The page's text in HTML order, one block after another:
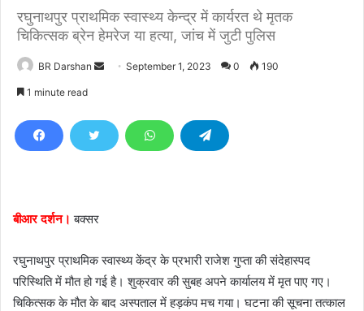
रघुनाथपुर प्राथमिक स्वास्थ्य केन्द्र में कार्यरत थे मृतक
चिकित्सक ब्रेन हेमरेज या हत्या, जांच में जुटी पुलिस
BR Darshan
d
l
September 1, 2023 0 190
1 minute read
बीआर दर्शन। बक्सर
रघुनाथपुर प्राथमिक स्वास्थ्य केंद्र के प्रभारी राजेश गुप्ता की संदेहास्पद
परिस्थिति में मौत हो गई है। शुक्रवार की सुबह अपने कार्यालय में मृत पाए गए।
चिकित्सक के मौत के बाद अस्पताल में हड़कंप मच गया। घटना की सूचना तत्काल